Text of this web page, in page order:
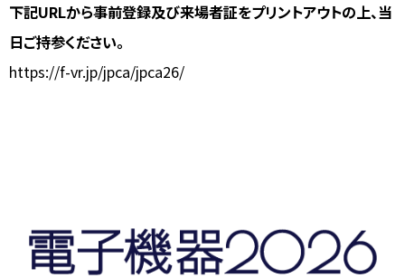
下記URLから事前登録及び来場者証をプリントアウトの上、当
日ご持参ください。
https://f-vr.jp/jpca/jpca26/